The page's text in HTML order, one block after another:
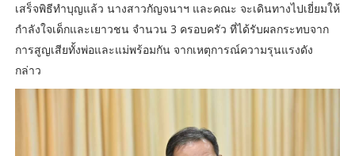
เสร็จพิธีทำบุญแล้ว นางสาวกัญจนาฯ และคณะ จะเดินทางไปเยี่ยมให้
กำลังใจเด็กและเยาวชน จำนวน 3 ครอบครัว ที่ได้รับผลกระทบจาก
การสูญเสียทั้งพ่อและแม่พร้อมกัน จากเหตุการณ์ความรุนแรงดัง
กล่าว